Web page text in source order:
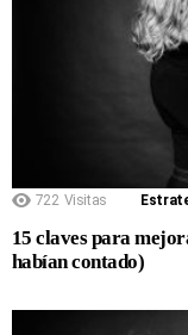
722 Visitas
15 claves para
habían contado)